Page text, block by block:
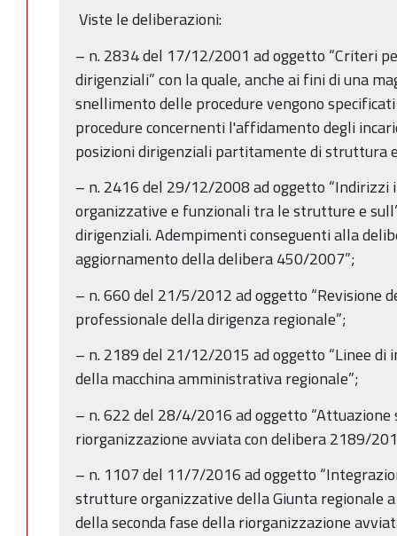
Viste le deliberazioni:
– n. 2834 del 17/12/2001 ad oggetto “Criteri
dirigenziali” con la quale, anche ai fini di una
snellimento delle procedure vengono
procedure concernenti l'affidamento degli
posizioni dirigenziali partitamente di struttura
– n. 2416 del 29/12/2008 ad oggetto “Indirizzi
organizzative e funzionali tra le strutture e
dirigenziali. Adempimenti conseguenti alla
aggiornamento della delibera 450/2007”;
– n. 660 del 21/5/2012 ad oggetto “Revisione
professionale della dirigenza regionale”;
– n. 2189 del 21/12/2015 ad oggetto “Linee
della macchina amministrativa regionale”;
– n. 622 del 28/4/2016 ad oggetto “Attuazione
riorganizzazione avviata con delibera 2189/
– n. 1107 del 11/7/2016 ad oggetto
strutture organizzative della Giunta regionale
della seconda fase della riorganizzazione